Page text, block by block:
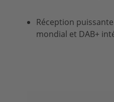
Réception
mondial et DAB+